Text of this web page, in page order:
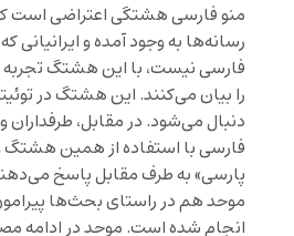
منو فارسی هشتگی اعتراضی است
رسانه‌ها به وجود آمده و ایرانیانی
فارسی نیست، با این هشتگ تجربه
را بیان می‌کنند. این هشتگ در
دنبال می‌شود. در مقابل، طرفداران
فارسی با استفاده از همین
پارسی» به طرف مقابل پاسخ
موحد هم در راستای بحث‌ها
انجام شده است. موحد در ادامه